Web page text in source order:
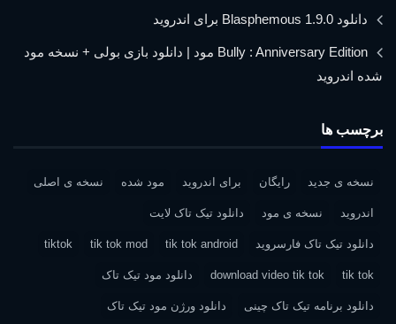
دانلود Blasphemous 1.9.0 برای اندروید
Bully : Anniversary Edition مود | دانلود بازی بولی + نسخه مود
شده اندروید
برچسب ها
نسخه ی جدید رایگان برای اندروید مود شده نسخه ی اصلی
اندروید نسخه ی مود دانلود تیک تاک لایت
دانلود تیک تاک فارسروید tik tok android
tik tok mod
tiktok
tik tok
download video tik tok دانلود مود تیک تاک
دانلود برنامه تیک تاک چینی دانلود ورژن مود تیک تاک